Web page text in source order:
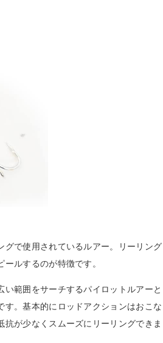
グで使用されているルアー。リーリング
ルするのが特徴です。
範囲をサーチするパイロットルアーと
す。基本的にロッドアクションはおこな
が少なくスムーズにリーリングできま